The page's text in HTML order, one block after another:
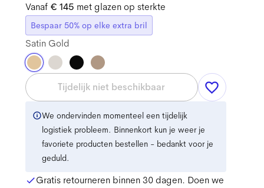
Vanaf € 145 met glazen op sterkte
Bespaar 50% op elke extra bril
Satin Gold
Tijdelijk niet beschikbaar
We ondervinden momenteel een tijdelijk
logistiek probleem. Binnenkort kun je weer je
favoriete producten bestellen - bedankt voor je
geduld.
Gratis retourneren binnen 30 dagen. Doen we